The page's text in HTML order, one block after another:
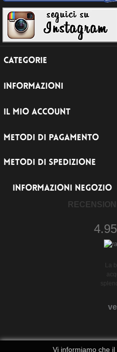
CATEGORIE
INFORMAZIONI
IL MIO ACCOUNT
METODI DI PAGAMENTO
METODI DI SPEDIZIONE
INFORMAZIONI NEGOZIO
La
Vi informiamo che